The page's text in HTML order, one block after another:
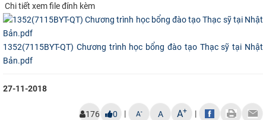
ĐẢM BẢO CHẤT LƯỢNG
KHOA HỌC CÔNG NGHỆ
Chi tiết xem file đính kèm
1352(7115BYT-QT) Chương trình học bổng đào tạo Thạc sỹ tại Nhật
Bản.pdf
27-11-2018
176 0 | A- A A+ |